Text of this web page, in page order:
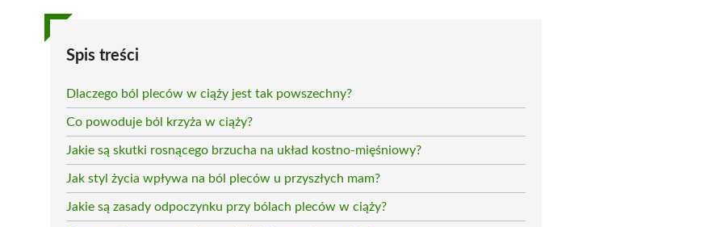
Spis treści
Dlaczego ból pleców w ciąży jest tak powszechny?
Co powoduje ból krzyża w ciąży?
Jakie są skutki rosnącego brzucha na układ kostno-mięśniowy?
Jak styl życia wpływa na ból pleców u przyszłych mam?
Jakie są zasady odpoczynku przy bólach pleców w ciąży?